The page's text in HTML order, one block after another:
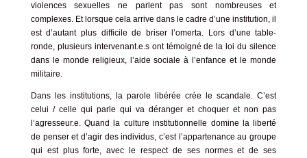
violences sexuelles ne parlent pas sont nombreuses et
complexes. Et lorsque cela arrive dans le cadre d’une institution, il
est d’autant plus difficile de briser l’omerta. Lors d’une table-
ronde, plusieurs intervenant.e.s ont témoigné de la loi du silence
dans le monde religieux, l’aide sociale à l’enfance et le monde
militaire.
Dans les institutions, la parole libérée crée le scandale. C’est
celui / celle qui parle qui va déranger et choquer et non pas
l’agresseur.e. Quand la culture institutionnelle domine la liberté
de penser et d’agir des individus, c’est l’appartenance au groupe
qui est plus forte, avec le respect de ses normes et de ses